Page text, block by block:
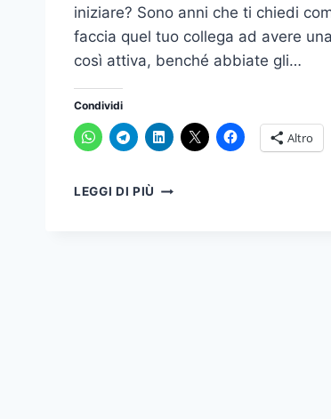
iniziare? Sono anni che ti chiedi
faccia quel tuo collega ad avere
così attiva, benché abbiate gli…
Condividi
Altro
LEGGI DI PIÙ COME